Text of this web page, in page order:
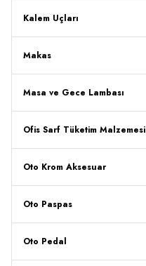
Kalem Uçları
Makas
Masa ve Gece Lambası
Ofis Sarf Tüketim Malzemesi
Oto Krom Aksesuar
Oto Paspas
Oto Pedal